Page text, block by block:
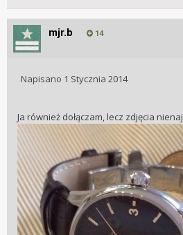
mjr.b 14
Napisano 1 Stycznia 2014
Ja również dołączam, lecz zdjęcia